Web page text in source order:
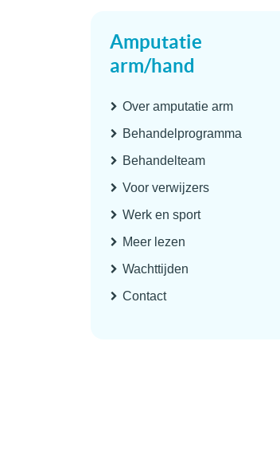
Amputatie
arm/hand
Over amputatie arm
Behandelprogramma
Behandelteam
Voor verwijzers
Werk en sport
Meer lezen
Wachttijden
Contact